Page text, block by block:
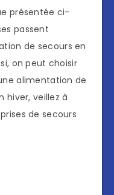
présentée ci-
passent
de secours en
on peut choisir
alimentation de
hiver, veillez à
de secours